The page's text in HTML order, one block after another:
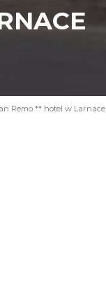
Remo ** hotel w Larnace